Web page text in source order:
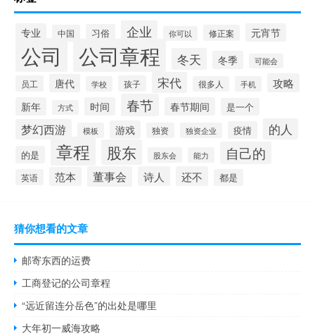
专业 中国 习俗 企业 你可以 修正案 元宵节
公司 公司章程 冬天 冬季 可能会
员工 唐代 学校 孩子 宋代 很多人 手机 攻略
新年 方式 时间 春节 春节期间 是一个
梦幻西游 模板 游戏 独资 独资企业 疫情 的人
的是 章程 股东 股东会 能力 自己的
英语 范本 董事会 诗人 还不 都是
猜你想看的文章
邮寄东西的运费
工商登记的公司章程
“远近留连分岳色”的出处是哪里
大年初一威海攻略